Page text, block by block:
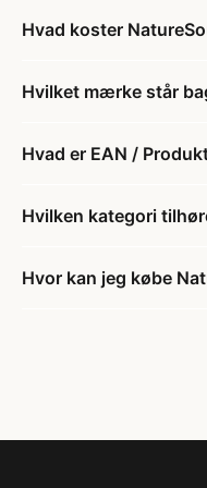
Hvad koster
Hvilket mærke står
Hvad er EAN /
Hvilken kategori
Hvor kan jeg købe